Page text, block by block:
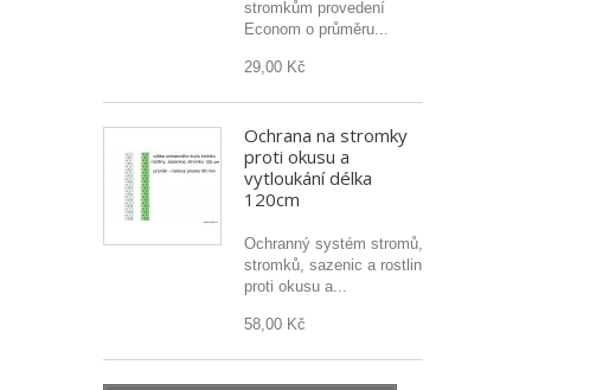
stromkům provedení
Econom o průměru...
29,00 Kč
Ochrana na stromky
proti okusu a
vytloukání délka
120cm
Ochranný systém stromů,
stromků, sazenic a rostlin
proti okusu a...
58,00 Kč